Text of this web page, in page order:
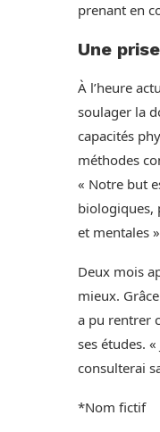
prenant en
Une
À l’heure
soulager la
capacités
méthodes
« Notre but
biologiques,
et mentales
Deux mois
mieux.
a pu rentrer
ses études.
consulterai
*Nom fictif